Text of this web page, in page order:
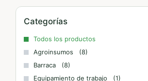
Categorías
Todos los productos
Agroinsumos
(8)
Barraca
(8)
Equipamiento de trabajo
(1)